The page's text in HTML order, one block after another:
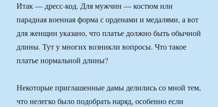
Итак — дресс-код. Для мужчин — костюм или
парадная военная форма с орденами и медалями, а вот
для женщин указано, что платье должно быть обычной
длины. Тут у многих возникли вопросы. Что такое
платье нормальной длины?
Некоторые приглашенные дамы делились со мной тем,
что нелегко было подобрать наряд, особенно если